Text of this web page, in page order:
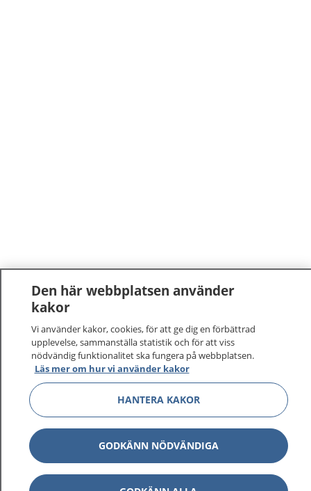
Den här webbplatsen använder
kakor
Vi använder kakor, cookies, för att ge dig en förbättrad
upplevelse, sammanställa statistik och för att viss
nödvändig funktionalitet ska fungera på webbplatsen.
Läs mer om hur vi använder kakor
HANTERA KAKOR
GODKÄNN NÖDVÄNDIGA